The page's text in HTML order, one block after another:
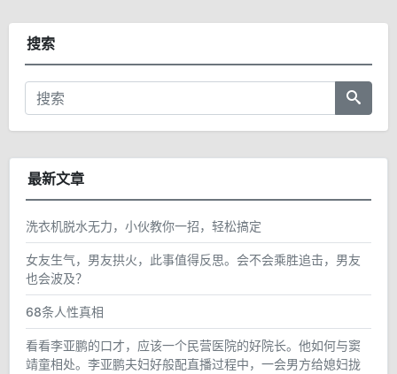
搜索
最新文章
洗衣机脱水无力，小伙教你一招，轻松搞定
女友生气，男友拱火，此事值得反思。会不会乘胜追击，男友
也会波及？
68条人性真相
看看李亚鹏的口才，应该一个民营医院的好院长。他如何与窦
靖童相处。李亚鹏夫妇好般配直播过程中，一会男方给媳妇拢